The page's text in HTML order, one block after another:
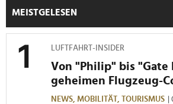
MEISTGELESEN
LUFTFAHRT-INSIDER
Von "Philip" bis "Gate
geheimen Flugzeug-
NEWS, MOBILITÄT, TOURISMUS |